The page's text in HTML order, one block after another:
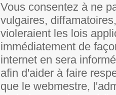
Vous consentez à ne
vulgaires,
violeraient les lois
immédiatement de
internet en sera
afin d'aider à faire
que le webmestre,